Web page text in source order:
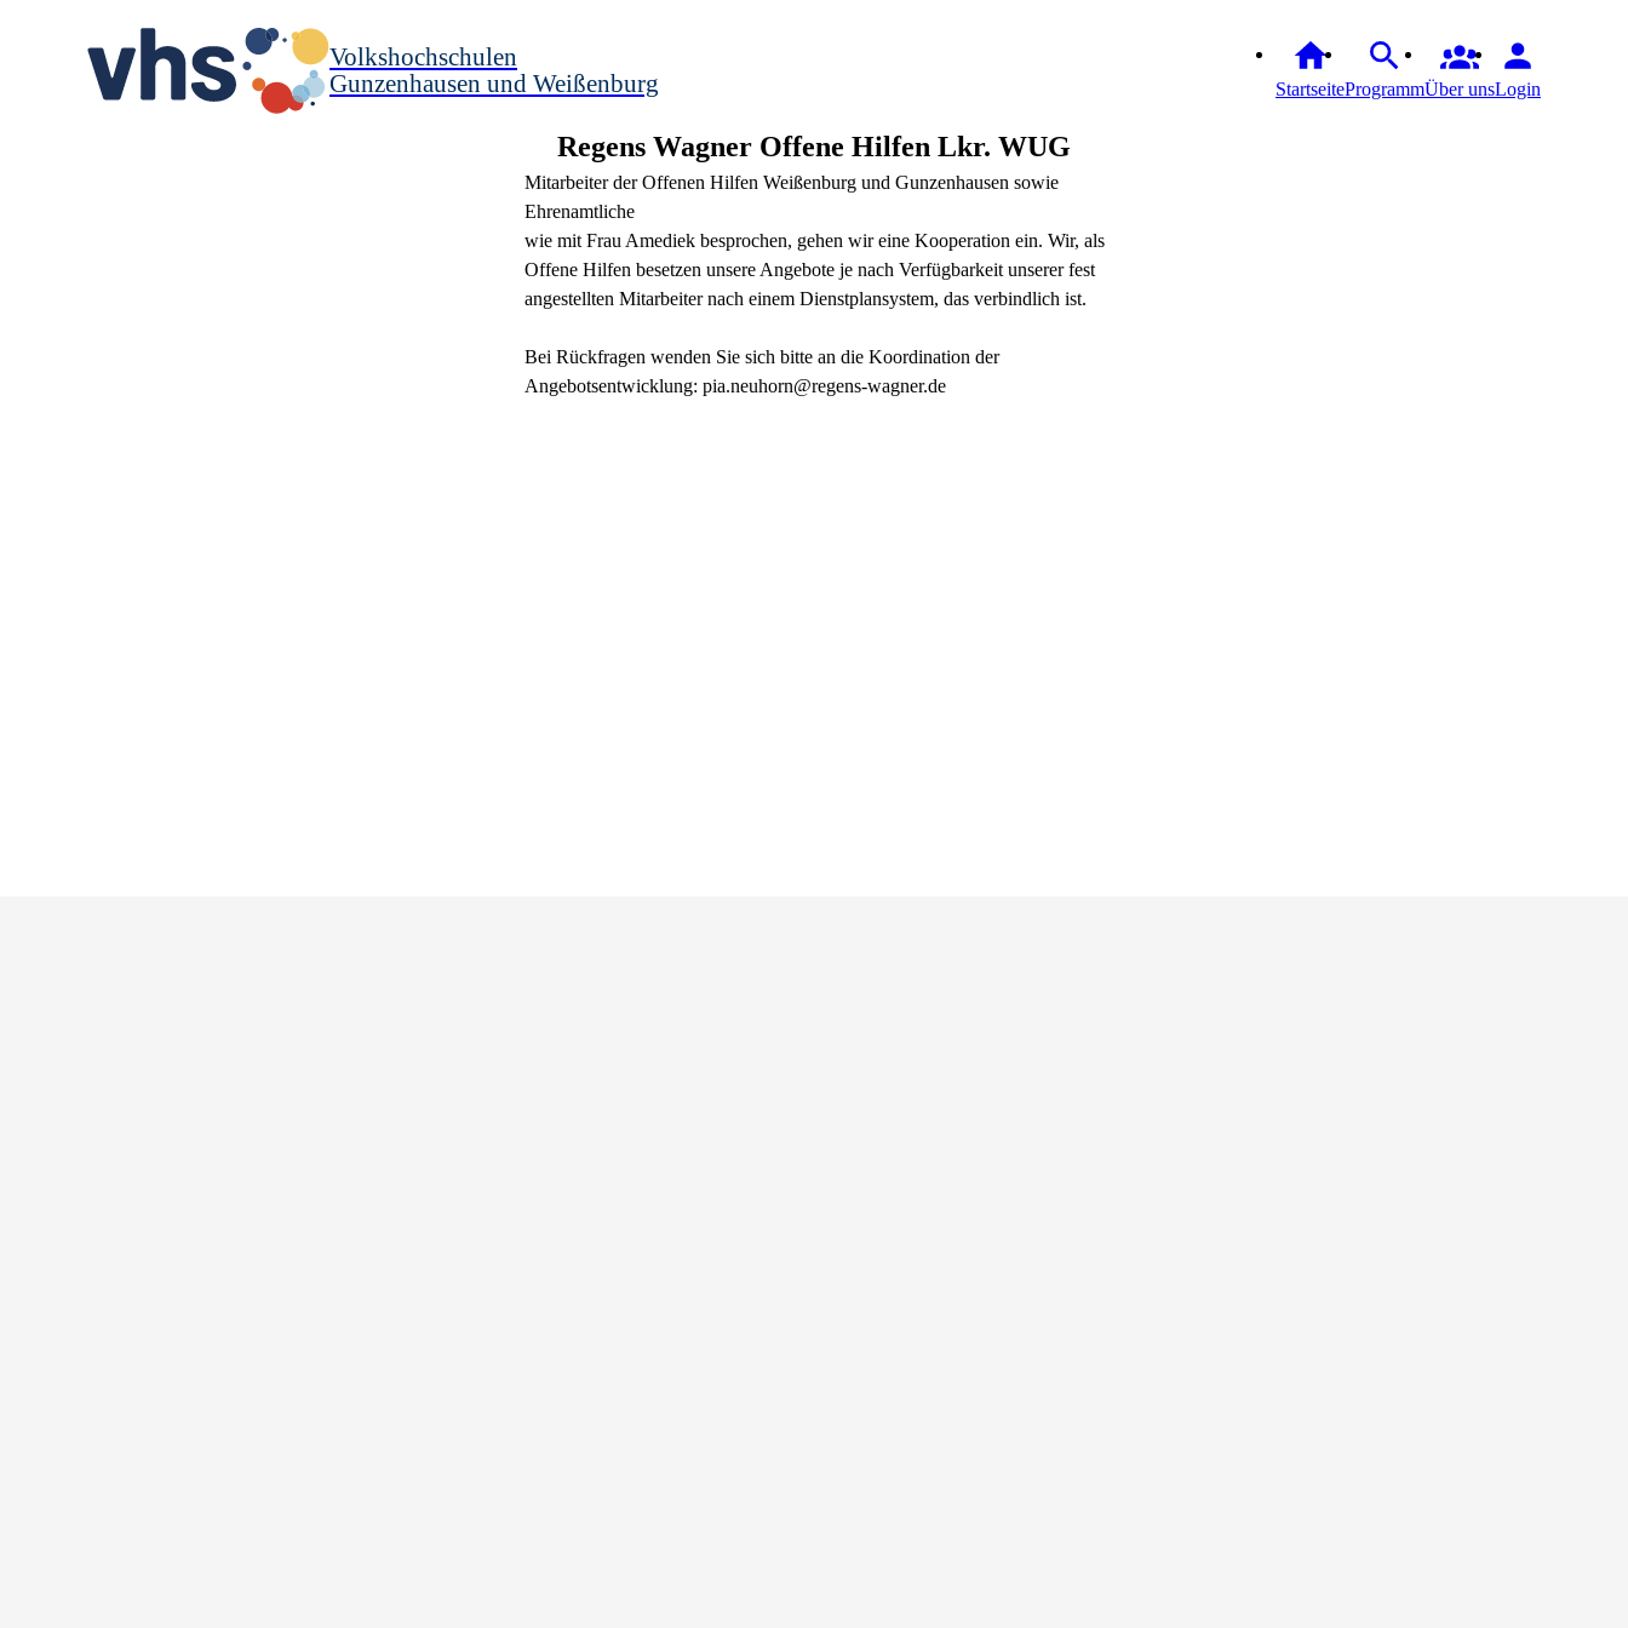
Volkshochschulen
Gunzenhausen und Weißenburg
StartseiteProgrammÜber unsLogin
Regens Wagner Offene Hilfen Lkr. WUG
Mitarbeiter der Offenen Hilfen Weißenburg und Gunzenhausen sowie
Ehrenamtliche
wie mit Frau Amediek besprochen, gehen wir eine Kooperation ein. Wir, als
Offene Hilfen besetzen unsere Angebote je nach Verfügbarkeit unserer fest
angestellten Mitarbeiter nach einem Dienstplansystem, das verbindlich ist.
Bei Rückfragen wenden Sie sich bitte an die Koordination der
Angebotsentwicklung: pia.neuhorn@regens-wagner.de